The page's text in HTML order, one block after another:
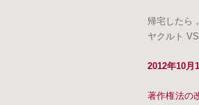
帰宅したら
ヤクルト
2012年10月
著作権法の